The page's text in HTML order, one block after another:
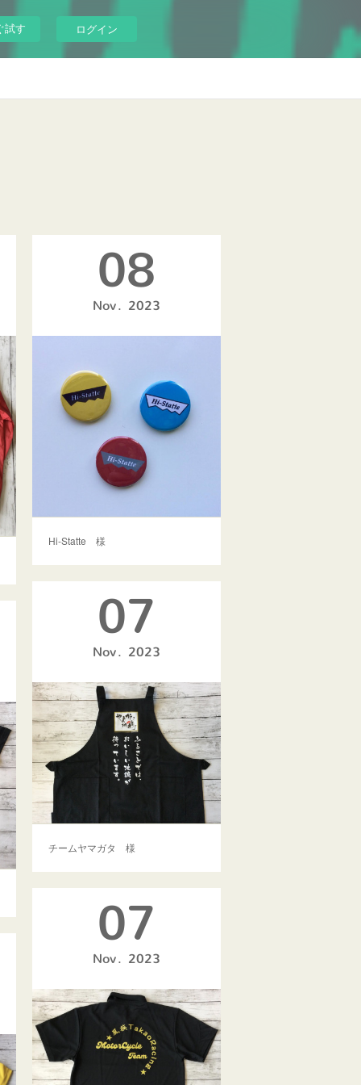
試す ログイン
08
Nov 2023
Hi-Statte 様
07
Nov 2023
チームヤマガタ 様
07
Nov 2023